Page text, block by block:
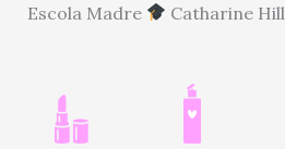
Escola Madre
Catharine Hill